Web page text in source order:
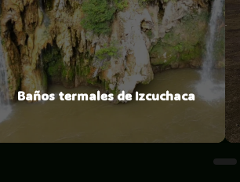
Baños termales de Izcuchaca